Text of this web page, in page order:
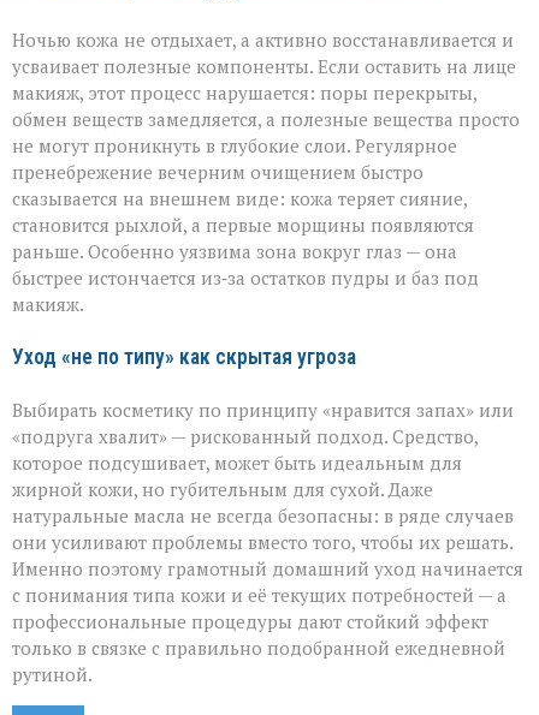
Ночью кожа не отдыхает, а активно восстанавливается и
усваивает полезные компоненты. Если оставить на лице
макияж, этот процесс нарушается: поры перекрыты,
обмен веществ замедляется, а полезные вещества просто
не могут проникнуть в глубокие слои. Регулярное
пренебрежение вечерним очищением быстро
сказывается на внешнем виде: кожа теряет сияние,
становится рыхлой, а первые морщины появляются
раньше. Особенно уязвима зона вокруг глаз — она
быстрее истончается из‑за остатков пудры и баз под
макияж.
Уход «не по типу» как скрытая угроза
Выбирать косметику по принципу «нравится запах» или
«подруга хвалит» — рискованный подход. Средство,
которое подсушивает, может быть идеальным для
жирной кожи, но губительным для сухой. Даже
натуральные масла не всегда безопасны: в ряде случаев
они усиливают проблемы вместо того, чтобы их решать.
Именно поэтому грамотный домашний уход начинается
с понимания типа кожи и её текущих потребностей — а
профессиональные процедуры дают стойкий эффект
только в связке с правильно подобранной ежедневной
рутиной.